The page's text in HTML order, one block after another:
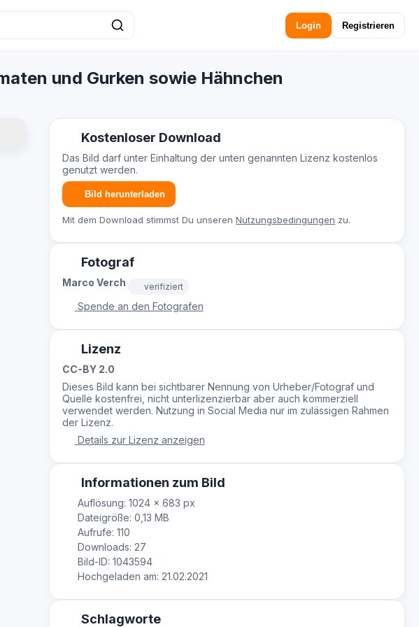
Login Registrieren
und Gurken sowie Hähnchen
Kostenloser Download
Das Bild darf unter Einhaltung der unten genannten Lizenz kostenlos
genutzt werden.
Bild herunterladen
Mit dem Download stimmst Du unserenNutzungsbedingungen zu.
Fotograf
Marco Verch verifiziert
Spende an den Fotografen
Lizenz
CC-BY 2.0
Dieses Bild kann bei sichtbarer Nennung von Urheber/Fotograf und
Quelle kostenfrei, nicht unterlizenzierbar aber auch kommerziell
verwendet werden. Nutzung in Social Media nur im zulässigen Rahmen
der Lizenz.
Details zur Lizenz anzeigen
Informationen zum Bild
Auflösung: 1024 × 683 px
Dateigröße: 0,13 MB
Aufrufe: 110
Downloads: 27
Bild-ID: 1043594
Hochgeladen am: 21.02.2021
Schlagworte